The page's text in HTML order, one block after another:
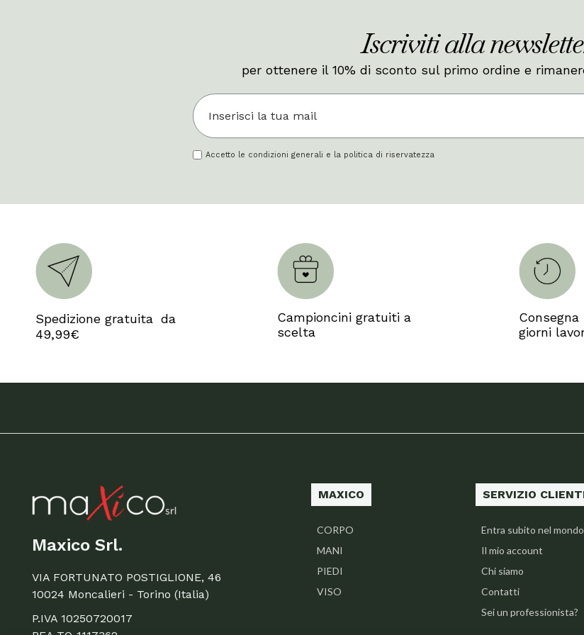
Iscriviti alla
per ottenere il 10% di sconto sul primo ordine e
Accetto le condizioni generali e la politica di riservatezza
Spedizione gratuita da
49,99€
Campioncini gratuiti a
scelta
giorni
Maxico Srl.
VIA FORTUNATO POSTIGLIONE, 46
10024 Moncalieri - Torino (Italia)
P.IVA 10250720017
MAXICO
CORPO
MANI
PIEDI
VISO
SERVIZIO
Entra subito nel
Il mio account
Chi siamo
Contatti
Sei un professionista?